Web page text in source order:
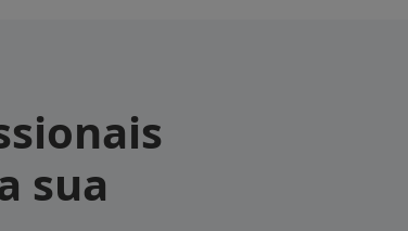
sua